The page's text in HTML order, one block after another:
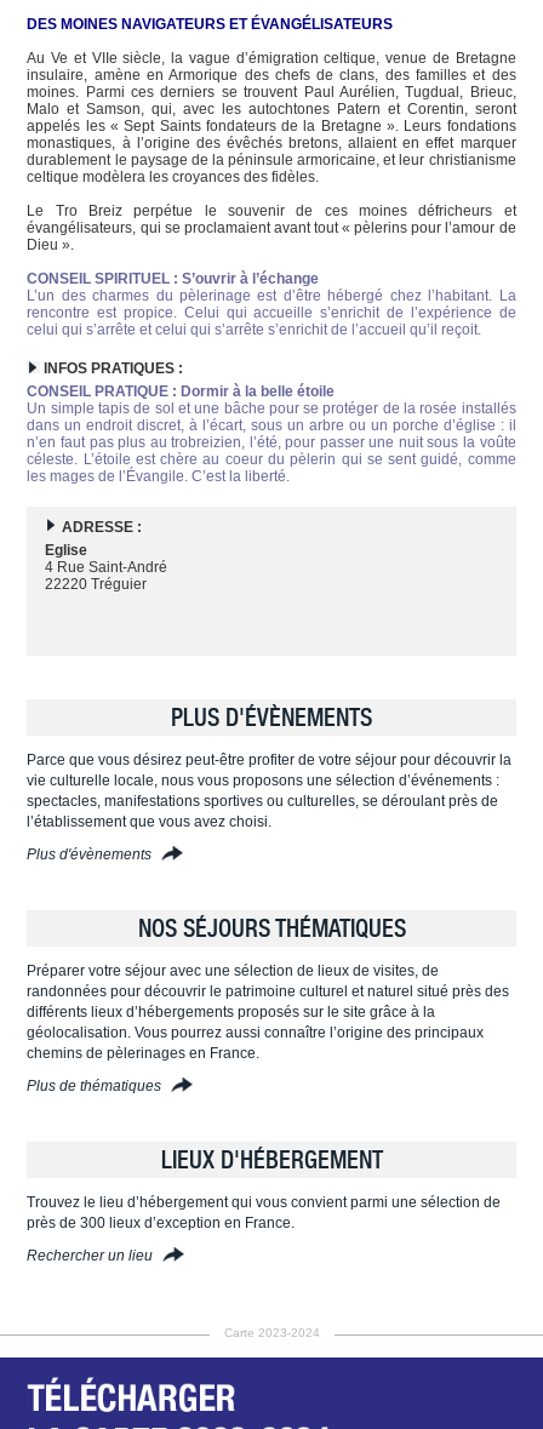
DES MOINES NAVIGATEURS ET ÉVANGÉLISATEURS
Au Ve et VIIe siècle, la vague d’émigration celtique, venue de Bretagne
insulaire, amène en Armorique des chefs de clans, des familles et des
moines. Parmi ces derniers se trouvent Paul Aurélien, Tugdual, Brieuc,
Malo et Samson, qui, avec les autochtones Patern et Corentin, seront
appelés les « Sept Saints fondateurs de la Bretagne ». Leurs fondations
monastiques, à l’origine des évêchés bretons, allaient en effet marquer
durablement le paysage de la péninsule armoricaine, et leur christianisme
celtique modèlera les croyances des fidèles.
Le Tro Breiz perpétue le souvenir de ces moines défricheurs et
évangélisateurs, qui se proclamaient avant tout « pèlerins pour l’amour de
Dieu ».
CONSEIL SPIRITUEL : S’ouvrir à l’échange
L’un des charmes du pèlerinage est d’être hébergé chez l’habitant. La
rencontre est propice. Celui qui accueille s’enrichit de l’expérience de
celui qui s’arrête et celui qui s’arrête s’enrichit de l’accueil qu’il reçoit.
INFOS PRATIQUES :
CONSEIL PRATIQUE : Dormir à la belle étoile
Un simple tapis de sol et une bâche pour se protéger de la rosée installés
dans un endroit discret, à l’écart, sous un arbre ou un porche d’église : il
n’en faut pas plus au trobreizien, l’été, pour passer une nuit sous la voûte
céleste. L’étoile est chère au coeur du pèlerin qui se sent guidé, comme
les mages de l’Évangile. C’est la liberté.
ADRESSE :
Eglise
4 Rue Saint-André
22220 Tréguier
PLUS D'ÉVÈNEMENTS
Parce que vous désirez peut-être profiter de votre séjour pour découvrir la
vie culturelle locale, nous vous proposons une sélection d’événements :
spectacles, manifestations sportives ou culturelles, se déroulant près de
l’établissement que vous avez choisi.
Plus d'évènements
NOS SÉJOURS THÉMATIQUES
Préparer votre séjour avec une sélection de lieux de visites, de
randonnées pour découvrir le patrimoine culturel et naturel situé près des
différents lieux d’hébergements proposés sur le site grâce à la
géolocalisation. Vous pourrez aussi connaître l’origine des principaux
chemins de pèlerinages en France.
Plus de thématiques
LIEUX D'HÉBERGEMENT
Trouvez le lieu d’hébergement qui vous convient parmi une sélection de
près de 300 lieux d’exception en France.
Rechercher un lieu
Carte 2023-2024